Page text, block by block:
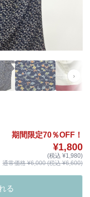
›
期間限定70％OFF！
¥1,800
(税込 ¥1,980)
通常価格 ¥6,000 (税込 ¥6,600)
る